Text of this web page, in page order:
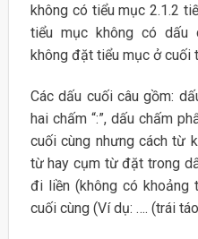
không có tiểu mục 2.1.2
tiểu mục không có dấu
không đặt tiểu mục ở cuối
Các dấu cuối câu gồm:
hai chấm “:”, dấu chấm
cuối cùng nhưng cách từ
từ hay cụm từ đặt trong
đi liền (không có
cuối cùng (Ví dụ: …. (trái